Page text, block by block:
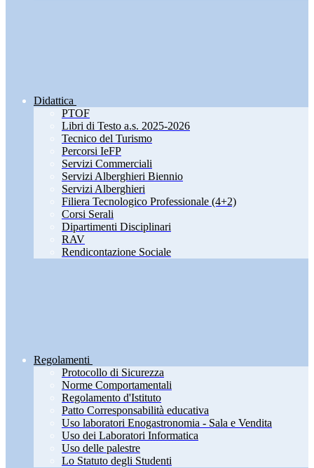
Didattica
PTOF
Libri di Testo a.s. 2025-2026
Tecnico del Turismo
Percorsi IeFP
Servizi Commerciali
Servizi Alberghieri Biennio
Servizi Alberghieri
Filiera Tecnologico Professionale (4+2)
Corsi Serali
Dipartimenti Disciplinari
RAV
Rendicontazione Sociale
Regolamenti
Protocollo di Sicurezza
Norme Comportamentali
Regolamento d'Istituto
Patto Corresponsabilità educativa
Uso laboratori Enogastronomia - Sala e Vendita
Uso dei Laboratori Informatica
Uso delle palestre
Lo Statuto degli Studenti